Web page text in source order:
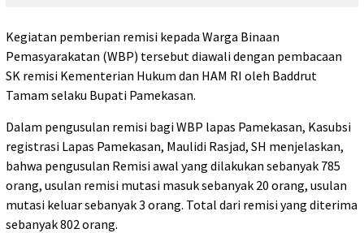
Kegiatan pemberian remisi kepada Warga Binaan
Pemasyarakatan (WBP) tersebut diawali dengan pembacaan
SK remisi Kementerian Hukum dan HAM RI oleh Baddrut
Tamam selaku Bupati Pamekasan.
Dalam pengusulan remisi bagi WBP lapas Pamekasan, Kasubsi
registrasi Lapas Pamekasan, Maulidi Rasjad, SH menjelaskan,
bahwa pengusulan Remisi awal yang dilakukan sebanyak 785
orang, usulan remisi mutasi masuk sebanyak 20 orang, usulan
mutasi keluar sebanyak 3 orang. Total dari remisi yang diterima
sebanyak 802 orang.